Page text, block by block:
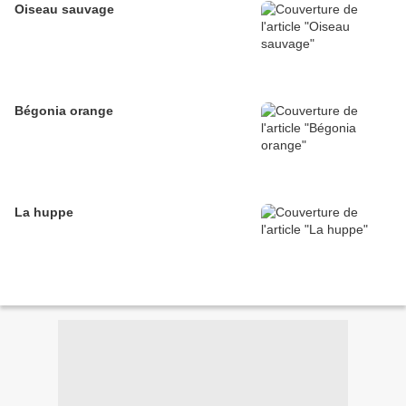
Oiseau sauvage
Bégonia orange
La huppe